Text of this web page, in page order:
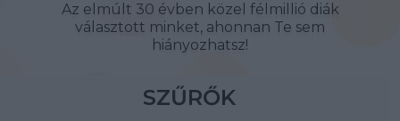
Az elmúlt 30 évben közel félmillió diák
választott minket, ahonnan Te sem
hiányozhatsz!
SZŰRŐK